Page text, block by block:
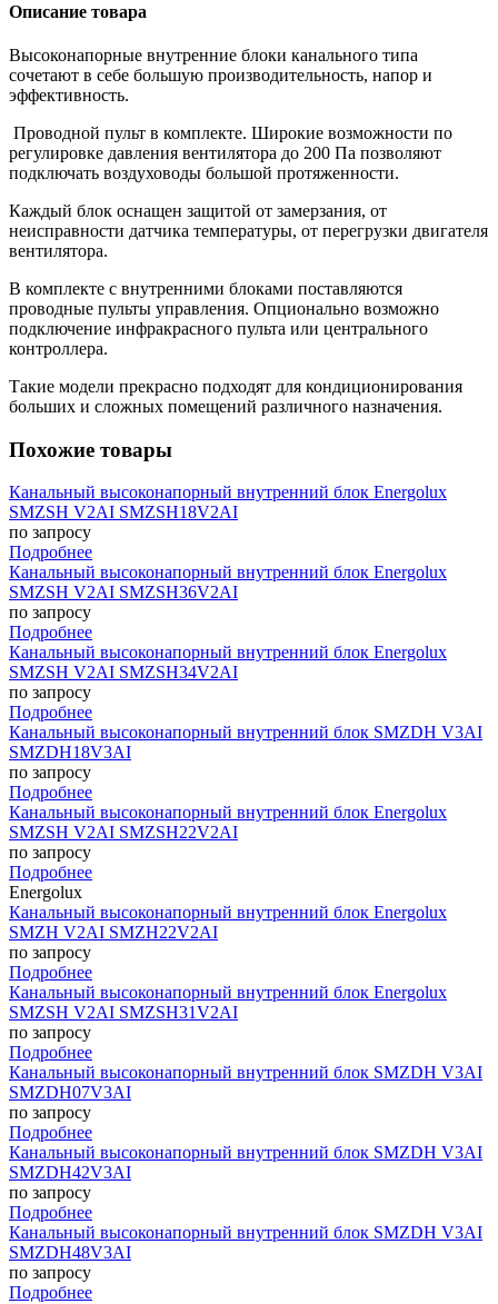
Описание товара
Высоконапорные внутренние блоки канального типа
сочетают в себе большую производительность, напор и
эффективность.
Проводной пульт в комплекте. Широкие возможности по
регулировке давления вентилятора до 200 Па позволяют
подключать воздуховоды большой протяженности.
Каждый блок оснащен защитой от замерзания, от
неисправности датчика температуры, от перегрузки двигателя
вентилятора.
В комплекте с внутренними блоками поставляются
проводные пульты управления. Опционально возможно
подключение инфракрасного пульта или центрального
контроллера.
Такие модели прекрасно подходят для кондиционирования
больших и сложных помещений различного назначения.
Похожие товары
Канальный высоконапорный внутренний блок Energolux
SMZSH V2AI SMZSH18V2AI
по запросу
Подробнее
Канальный высоконапорный внутренний блок Energolux
SMZSH V2AI SMZSH36V2AI
по запросу
Подробнее
Канальный высоконапорный внутренний блок Energolux
SMZSH V2AI SMZSH34V2AI
по запросу
Подробнее
Канальный высоконапорный внутренний блок SMZDH V3AI
SMZDH18V3AI
по запросу
Подробнее
Канальный высоконапорный внутренний блок Energolux
SMZSH V2AI SMZSH22V2AI
по запросу
Подробнее
Energolux
Канальный высоконапорный внутренний блок Energolux
SMZH V2AI SMZH22V2AI
по запросу
Подробнее
Канальный высоконапорный внутренний блок Energolux
SMZSH V2AI SMZSH31V2AI
по запросу
Подробнее
Канальный высоконапорный внутренний блок SMZDH V3AI
SMZDH07V3AI
по запросу
Подробнее
Канальный высоконапорный внутренний блок SMZDH V3AI
SMZDH42V3AI
по запросу
Подробнее
Канальный высоконапорный внутренний блок SMZDH V3AI
SMZDH48V3AI
по запросу
Подробнее